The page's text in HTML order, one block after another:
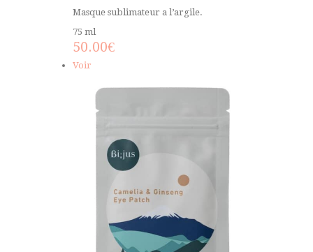
Masque sublimateur a l’argile.
75 ml
50.00€
Voir